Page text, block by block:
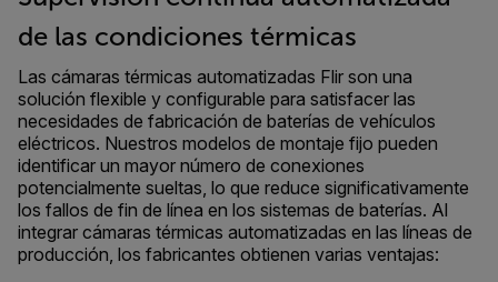
de las condiciones térmicas
Las cámaras térmicas automatizadas Flir son una
solución flexible y configurable para satisfacer las
necesidades de fabricación de baterías de vehículos
eléctricos. Nuestros modelos de montaje fijo pueden
identificar un mayor número de conexiones
potencialmente sueltas, lo que reduce significativamente
los fallos de fin de línea en los sistemas de baterías. Al
integrar cámaras térmicas automatizadas en las líneas de
producción, los fabricantes obtienen varias ventajas: